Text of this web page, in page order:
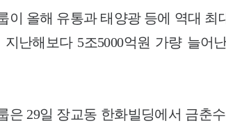
이 올해 유통과 태양광 등에 역대 최
지난해보다 5조5000억원 가량 늘어
은 29일 장교동 한화빌딩에서 금춘